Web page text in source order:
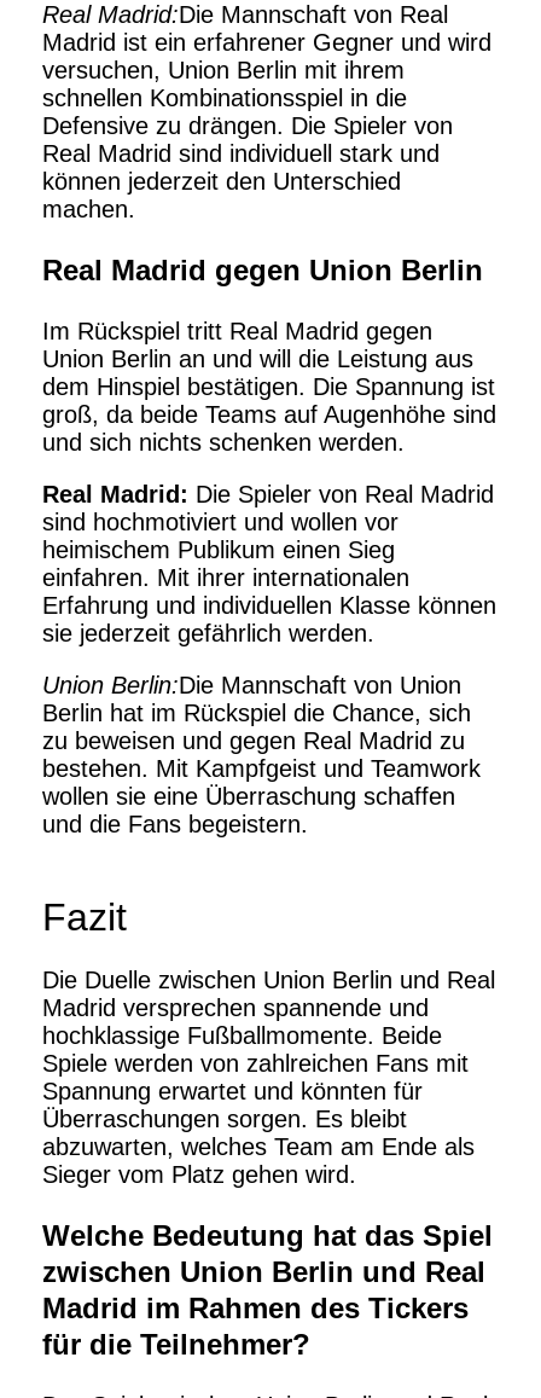
Real Madrid:Die Mannschaft von Real
Madrid ist ein erfahrener Gegner und wird
versuchen, Union Berlin mit ihrem
schnellen Kombinationsspiel in die
Defensive zu drängen. Die Spieler von
Real Madrid sind individuell stark und
können jederzeit den Unterschied
machen.
Real Madrid gegen Union Berlin
Im Rückspiel tritt Real Madrid gegen
Union Berlin an und will die Leistung aus
dem Hinspiel bestätigen. Die Spannung ist
groß, da beide Teams auf Augenhöhe sind
und sich nichts schenken werden.
Real Madrid: Die Spieler von Real Madrid
sind hochmotiviert und wollen vor
heimischem Publikum einen Sieg
einfahren. Mit ihrer internationalen
Erfahrung und individuellen Klasse können
sie jederzeit gefährlich werden.
Union Berlin:Die Mannschaft von Union
Berlin hat im Rückspiel die Chance, sich
zu beweisen und gegen Real Madrid zu
bestehen. Mit Kampfgeist und Teamwork
wollen sie eine Überraschung schaffen
und die Fans begeistern.
Fazit
Die Duelle zwischen Union Berlin und Real
Madrid versprechen spannende und
hochklassige Fußballmomente. Beide
Spiele werden von zahlreichen Fans mit
Spannung erwartet und könnten für
Überraschungen sorgen. Es bleibt
abzuwarten, welches Team am Ende als
Sieger vom Platz gehen wird.
Welche Bedeutung hat das Spiel
zwischen Union Berlin und Real
Madrid im Rahmen des Tickers
für die Teilnehmer?